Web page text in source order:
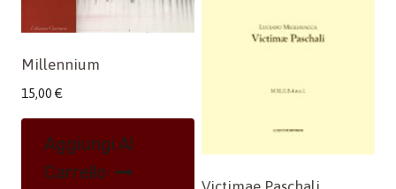
Millennium
15,00 €
Aggiungi Al
Carrello